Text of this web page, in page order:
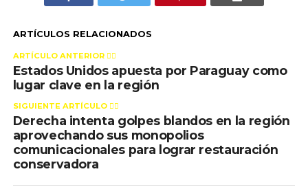
ARTÍCULOS RELACIONADOS
ARTÍCULO ANTERIOR 👉🏻
Estados Unidos apuesta por Paraguay como
lugar clave en la región
SIGUIENTE ARTÍCULO 👈🏻
Derecha intenta golpes blandos en la región
aprovechando sus monopolios
comunicacionales para lograr restauración
conservadora